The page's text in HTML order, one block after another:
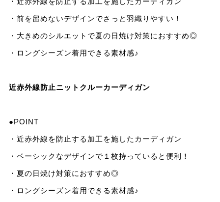
・前を留めないデザインでさっと羽織りやすい！
・大きめのシルエットで夏の日焼け対策におすすめ◎
・ロングシーズン着用できる素材感♪
近赤外線防止ニットクルーカーディガン
●POINT
・近赤外線を防止する加工を施したカーディガン
・ベーシックなデザインで１枚持っていると便利！
・夏の日焼け対策におすすめ◎
・ロングシーズン着用できる素材感♪